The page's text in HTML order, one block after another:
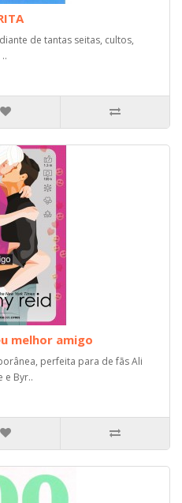
de tantas seitas, cultos,
melhor amigo
perfeita para de fãs Ali
e Byr..